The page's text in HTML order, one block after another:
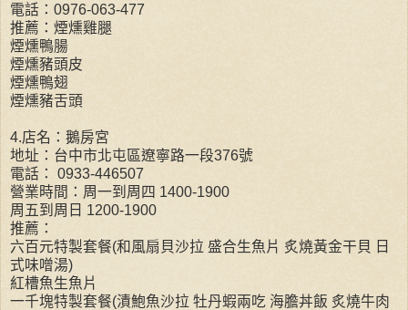
電話：0976-063-477
推薦：煙燻雞腿
煙燻鴨腸
煙燻豬頭皮
煙燻鴨翅
煙燻豬舌頭
4.店名：鵝房宮
地址：台中市北屯區遼寧路一段376號
電話： 0933-446507
營業時間：周一到周四 1400-1900
周五到周日 1200-1900
推薦：
六百元特製套餐(和風扇貝沙拉 盛合生魚片 炙燒黃金干貝 日
式味噌湯)
紅槽魚生魚片
一千塊特製套餐(漬鮑魚沙拉 牡丹蝦兩吃 海膽丼飯 炙燒牛肉